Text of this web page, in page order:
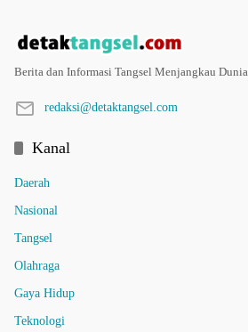
Berita dan Informasi Tangsel Menjangkau Dunia
redaksi@detaktangsel.com
Kanal
Daerah
Nasional
Tangsel
Olahraga
Gaya Hidup
Teknologi